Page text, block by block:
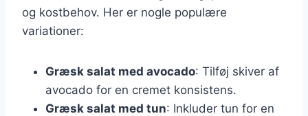
og kostbehov. Her er nogle populære
variationer:
Græsk salat med avocado: Tilføj skiver af
avocado for en cremet konsistens.
Græsk salat med tun: Inkluder tun for en